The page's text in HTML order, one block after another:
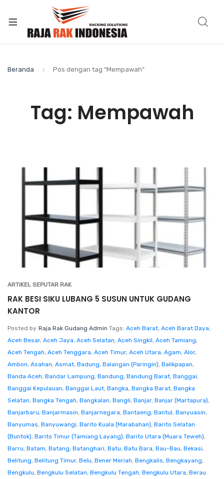
Beranda Pos dengan tag “Mempawah”
Tag: Mempawah
ARTIKEL SEPUTAR RAK
RAK BESI SIKU LUBANG 5 SUSUN UNTUK GUDANG
KANTOR
Posted by Raja Rak Gudang Admin Tags: Aceh Barat, Aceh Barat Daya,
Aceh Besar, Aceh Jaya, Aceh Selatan, Aceh Singkil, Aceh Tamiang,
Aceh Tengah, Aceh Tenggara, Aceh Timur, Aceh Utara, Agam, Alor,
Ambon, Asahan, Asmat, Badung, Balangan (Paringin), Balikpapan,
Banda Aceh, Bandar Lampung, Bandung, Bandung Barat, Banggai,
Banggai Kepulauan, Banggai Laut, Bangka, Bangka Barat, Bangka
Selatan, Bangka Tengah, Bangkalan, Bangli, Banjar, Banjar (Martapura),
Banjarbaru, Banjarmasin, Banjarnegara, Bantaeng, Bantul, Banyuasin,
Banyumas, Banyuwangi, Barito Kuala (Marabahan), Barito Selatan
(Buntok), Barito Timur (Tamiang Layang), Barito Utara (Muara Teweh),
Barru, Batam, Batang, Batanghari, Batu, Batu Bara, Bau-Bau, Bekasi,
Belitung, Belitung Timur, Belu, Bener Meriah, Bengkalis, Bengkayang,
Bengkulu, Bengkulu Selatan, Bengkulu Tengah, Bengkulu Utara, Berau